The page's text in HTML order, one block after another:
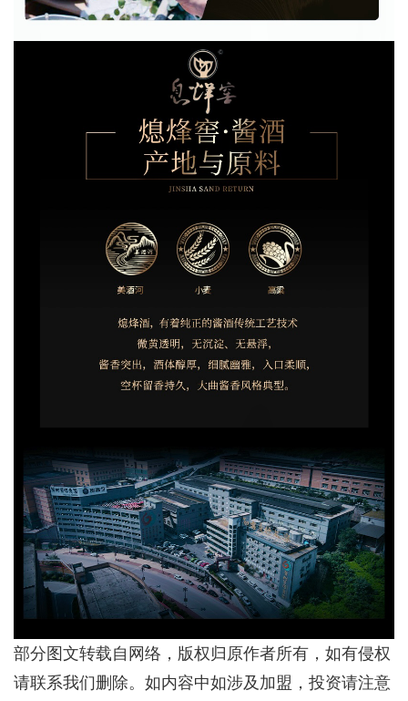
部分图文转载自网络，版权归原作者所有，如有侵权
请联系我们删除。如内容中如涉及加盟，投资请注意